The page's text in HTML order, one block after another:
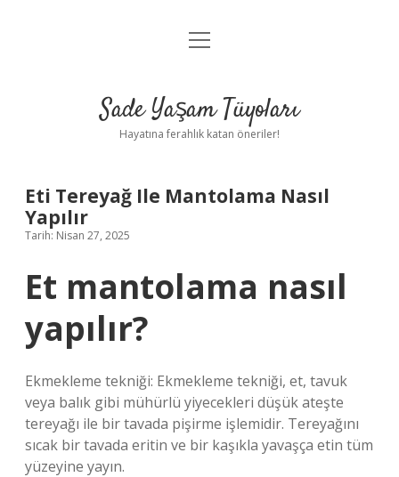
Anasayfa
Yasal Uyarı
menüyü
Sade Yaşam Tüyoları
Hayatına ferahlık katan öneriler!
Eti Tereyağ Ile Mantolama Nasıl
Yapılır
Tarih: Nisan 27, 2025
Et mantolama nasıl
yapılır?
Ekmekleme tekniği: Ekmekleme tekniği, et, tavuk
veya balık gibi mühürlü yiyecekleri düşük ateşte
tereyağı ile bir tavada pişirme işlemidir. Tereyağını
sıcak bir tavada eritin ve bir kaşıkla yavaşça etin tüm
yüzeyine yayın.